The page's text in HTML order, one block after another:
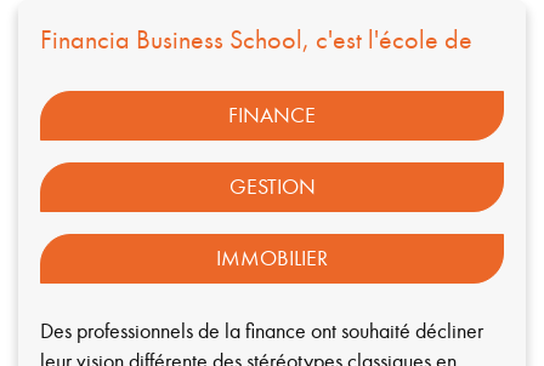
Financia Business School, c'est l'école de
FINANCE
GESTION
IMMOBILIER
Des professionnels de la finance ont souhaité décliner